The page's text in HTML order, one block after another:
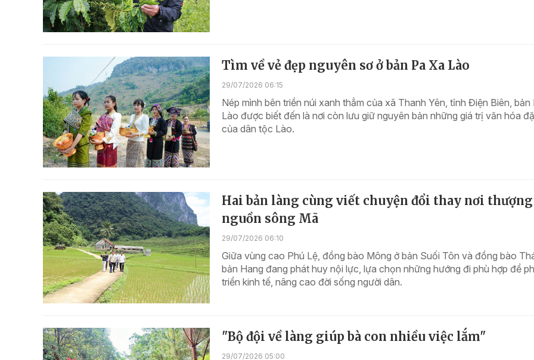
Tìm về vẻ đẹp nguyên sơ ở bản Pa Xa Lào
29/07/2026 06:15
Nép mình bên triền núi xanh thẳm của xã Thanh Yên, tỉnh Điện Biên, bản
Lào được biết đến là nơi còn lưu giữ nguyên bản những giá trị văn hóa
của dân tộc Lào.
Hai bản làng cùng viết chuyện đổi thay nơi thượng
nguồn sông Mã
29/07/2026 06:10
Giữa vùng cao Phú Lệ, đồng bào Mông ở bản Suối Tôn và đồng bào
bản Hang đang phát huy nội lực, lựa chọn những hướng đi phù hợp để
triển kinh tế, nâng cao đời sống người dân.
"Bộ đội về làng giúp bà con nhiều việc lắm"
29/07/2026 05:00